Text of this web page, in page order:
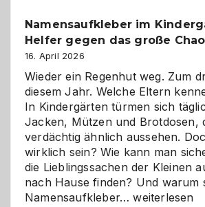
ist
eine
Namensaufkleber im
Helfer gegen das große
16. April 2026
Wieder ein Regenhut weg. Zum
diesem Jahr. Welche Eltern
In Kindergärten türmen sich
Jacken, Mützen und Brotdosen,
verdächtig ähnlich aussehen.
wirklich sein? Wie kann man
die Lieblingssachen der Kleinen
nach Hause finden? Und warum
Namensaufkleber…weiterlesen